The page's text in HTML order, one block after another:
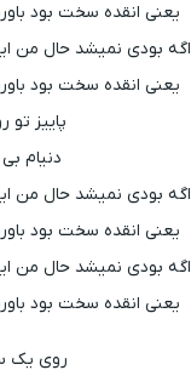
یعنی انقده سخت بود
اگه بودی نمیشد حال من
یعنی انقده سخت بود
پاییز
دنیام
اگه بودی نمیشد حال من
یعنی انقده سخت بود
اگه بودی نمیشد حال من
یعنی انقده سخت بود
روی یک